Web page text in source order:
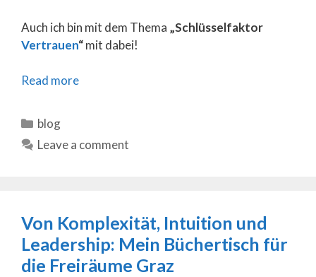
Auch ich bin mit dem Thema „Schlüsselfaktor
Vertrauen“mit dabei!
Read more
Categories
blog
Leave a comment
Von Komplexität, Intuition und
Leadership: Mein Büchertisch für
die Freiräume Graz